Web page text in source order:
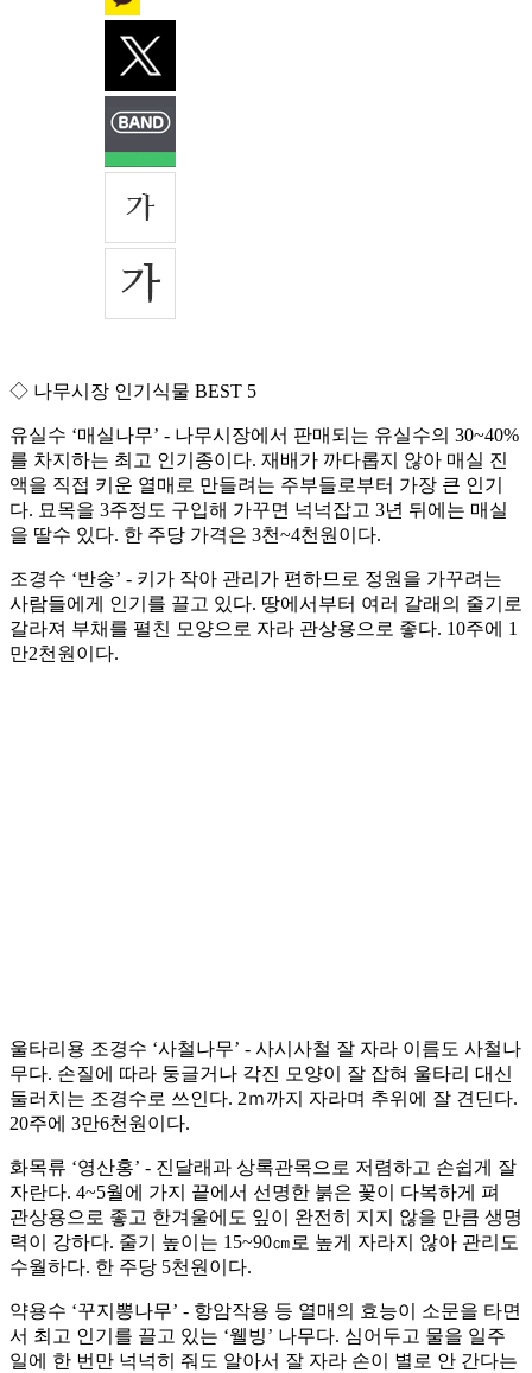
◇ 나무시장 인기식물 BEST 5
유실수 ‘매실나무’ - 나무시장에서 판매되는 유실수의 30~40%
를 차지하는 최고 인기종이다. 재배가 까다롭지 않아 매실 진
액을 직접 키운 열매로 만들려는 주부들로부터 가장 큰 인기
다. 묘목을 3주정도 구입해 가꾸면 넉넉잡고 3년 뒤에는 매실
을 딸수 있다. 한 주당 가격은 3천~4천원이다.
조경수 ‘반송’ - 키가 작아 관리가 편하므로 정원을 가꾸려는
사람들에게 인기를 끌고 있다. 땅에서부터 여러 갈래의 줄기로
갈라져 부채를 펼친 모양으로 자라 관상용으로 좋다. 10주에 1
만2천원이다.
울타리용 조경수 ‘사철나무’ - 사시사철 잘 자라 이름도 사철나
무다. 손질에 따라 둥글거나 각진 모양이 잘 잡혀 울타리 대신
둘러치는 조경수로 쓰인다. 2ｍ까지 자라며 추위에 잘 견딘다.
20주에 3만6천원이다.
화목류 ‘영산홍’ - 진달래과 상록관목으로 저렴하고 손쉽게 잘
자란다. 4~5월에 가지 끝에서 선명한 붉은 꽃이 다복하게 펴
관상용으로 좋고 한겨울에도 잎이 완전히 지지 않을 만큼 생명
력이 강하다. 줄기 높이는 15~90㎝로 높게 자라지 않아 관리도
수월하다. 한 주당 5천원이다.
약용수 ‘꾸지뽕나무’ - 항암작용 등 열매의 효능이 소문을 타면
서 최고 인기를 끌고 있는 ‘웰빙’ 나무다. 심어두고 물을 일주
일에 한 번만 넉넉히 줘도 알아서 잘 자라 손이 별로 안 간다는